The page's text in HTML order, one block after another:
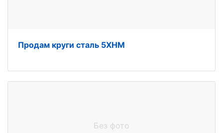
Продам круги сталь 5ХНМ
Без фото